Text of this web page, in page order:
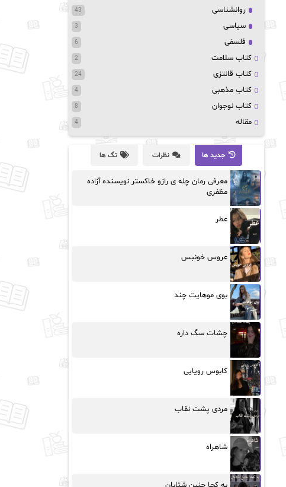
روانشناسی 43
سیاسی 3
فلسفی 6
کتاب سلامت 2
کتاب قانتزی 24
کتاب مذهبی 4
کتاب نوجوان 8
مقاله 4
جدید ها نظرات تگ ها
معرفی رمان چله ی رازو خاکستر نویسنده آزاده
مظفری
عطر
عروس خونبس
بوی موهایت چند
چشات سگ داره
کابوس رویایی
مردی پشت نقاب
شاهراه